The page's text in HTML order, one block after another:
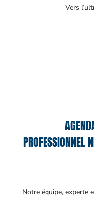
Vers
PROFESSIONNEL
Notre équipe, experte